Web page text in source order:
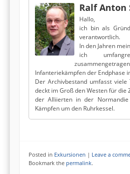
Ralf Anton
Hallo,
ich bin als
verantwortlich.
In den Jahren
ich
Infanteriekämpfen der Endphase
Der Archivbestand umfasst viele
deckt im Groß den Westen für die
der Alliierten in der
Kämpfen um den Ruhrkessel.
Posted in Exkursionen | Leave a
Bookmark the permalink.